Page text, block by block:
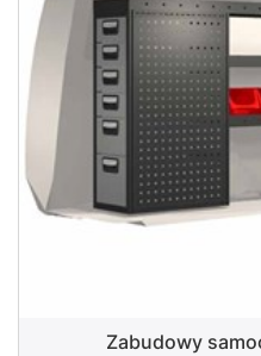
Zabudowy